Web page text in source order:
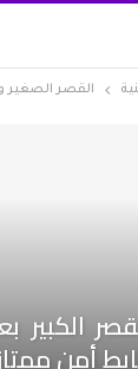
القصر الصغير
الكبير
أمن